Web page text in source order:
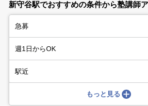
新守谷駅でおすすめの条件から塾講師
急募
週1日からOK
駅近
もっと見る